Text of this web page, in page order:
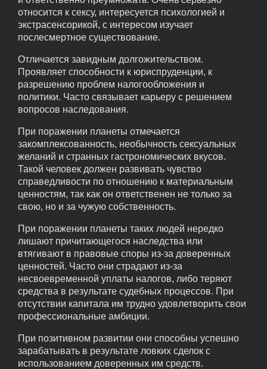
относится к сексу, интересуется психологией и
экстрасенсорикой, с интересом изучает
послесмертное существование.
Отличается завидным долгожительством.
Проявляет способности к юриспруденции, к
разрешению проблем налогообложения и
политики. Часто связывает карьеру с решением
вопросов наследования.
При поражении планеты отмечается
закомплексованность, необычность сексуальных
желаний и странных гастрономических вкусов.
Такой человек должен развивать чувство
справедливости по отношению к материальным
ценностям, так как он ответственен не только за
свою, но и за чужую собственность.
При поражении планеты таких людей нередко
лишают причитающегося наследства или
втягивают в правовые споры из-за доверенных
ценностей. Часто они страдают из-за
несвоевременной уплаты налогов, либо теряют
средства в результате судебных процессов. При
отсутствии капитала им трудно удовлетворить свои
профессиональные амбиции.
При позитивном развитии они способны успешно
зарабатывать в результате ловких сделок с
использованием доверенных им средств.